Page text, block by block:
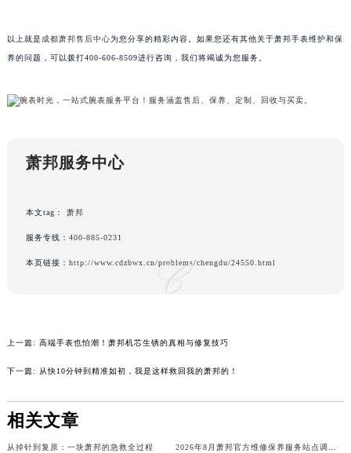
以上就是 成都萧邦售后中心为您分享的精彩内容。如果您还有其他关于萧邦手表维护和保
养的问题，可以拨打400-606-8509进行咨询，我们将竭诚为您服务。
萧邦服务中心
本文tag： 萧邦
服务专线： 400-885-0231
本页链接： http://www.cdzbwx.cn/problems/chengdu/24550.html
上一篇: 高端手表也怕潮！萧邦机芯生锈的真相与修复技巧
下一篇: 从快10分钟到精准如初，我是这样救回我的萧邦的！
相关文章
从掉针到复原：一块萧邦的急救全过程